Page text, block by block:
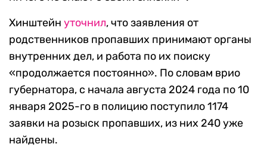
Хинштейн уточнил, что заявления от
родственников пропавших принимают органы
внутренних дел, и работа по их поиску
«продолжается постоянно». По словам врио
губернатора, с начала августа 2024 года по 10
января 2025-го в полицию поступило 1174
заявки на розыск пропавших, из них 240 уже
найдены.